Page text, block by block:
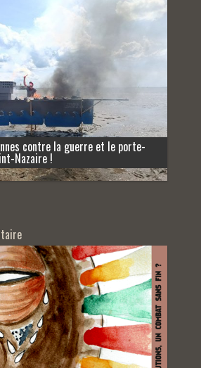
contre la guerre et le porte-
Nazaire !